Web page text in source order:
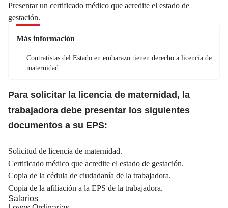
Presentar un certificado médico que acredite el estado de
gestación.
Más información
Contratistas del Estado en embarazo tienen derecho a licencia de
maternidad
Para solicitar la licencia de maternidad, la
trabajadora debe presentar los siguientes
documentos a su EPS:
Solicitud de licencia de maternidad.
Certificado médico que acredite el estado de gestación.
Copia de la cédula de ciudadanía de la trabajadora.
Copia de la afiliación a la EPS de la trabajadora.
Salarios